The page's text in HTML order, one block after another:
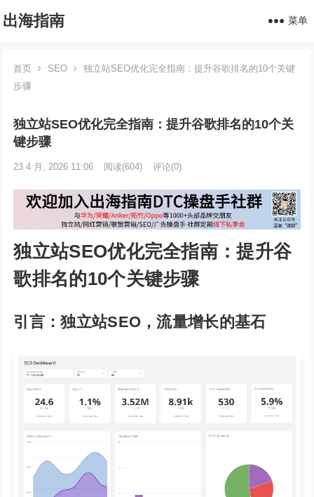
出海指南 菜单
首页 SEO
独立站SEO优化完全指南：提升谷歌排名的10个关键
步骤
独立站SEO优化完全指南：提升谷歌排名的10个关
键步骤
23 4 月, 2026 11:06 阅读(604) 评论(0)
独立站SEO优化完全指南：提升谷
歌排名的10个关键步骤
引言：独立站SEO，流量增长的基石